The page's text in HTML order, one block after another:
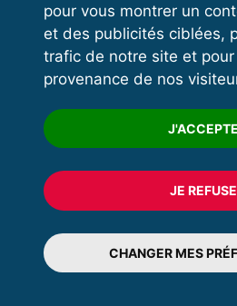
pour vous montrer un
et des publicités ciblées,
trafic de notre site et
provenance de nos
J'ACCEPTE
JE REFUSE
CHANGER MES
Espace
Espace
Trouver un
© 2020 FFFORCE Tous
Mentions
Plan du